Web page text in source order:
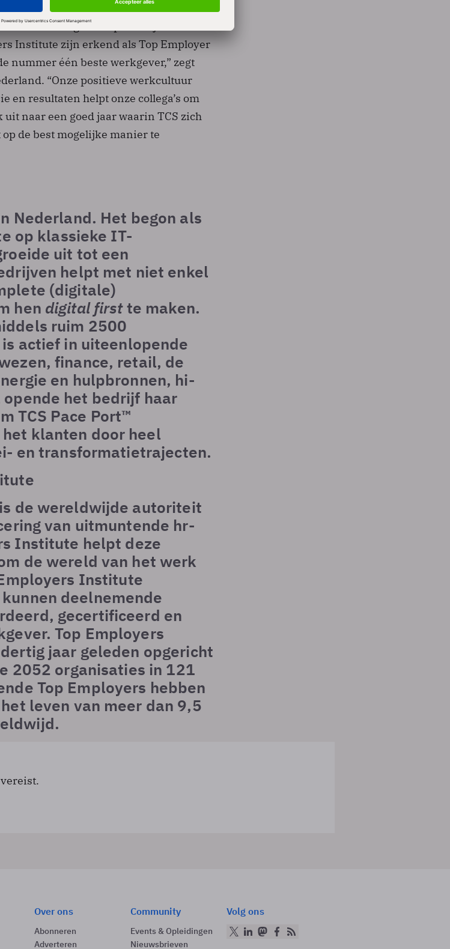
jaar te beginnen met deze
Ik ben er erg trots op dat wij voor de
Institute zijn erkend als Top Employer
nummer één beste werkgever,” zegt
“Onze positieve werkcultuur
en resultaten helpt onze collega’s om
naar een goed jaar waarin TCS zich
de best mogelijke manier te
Nederland. Het begon als
op klassieke IT-
uit tot een
helpt met niet enkel
(digitale)
hen digital firstte maken.
ruim 2500
actief in uiteenlopende
finance, retail, de
en hulpbronnen, hi-
het bedrijf haar
TCS Pace Port™
klanten door heel
en transformatietrajecten.
de wereldwijde autoriteit
van uitmuntende hr-
Institute helpt deze
de wereld van het werk
Institute
deelnemende
gecertificeerd en
Top Employers
jaar geleden opgericht
2052 organisaties in 121
Top Employers hebben
leven van meer dan 9,5
Over ons
Abonneren
Adverteren
Community
Events & Opleidingen
Nieuwsbrieven
Volg ons